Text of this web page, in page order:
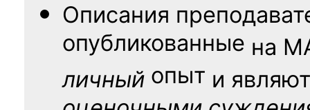
Описания
опубликованные на
личный опыт и